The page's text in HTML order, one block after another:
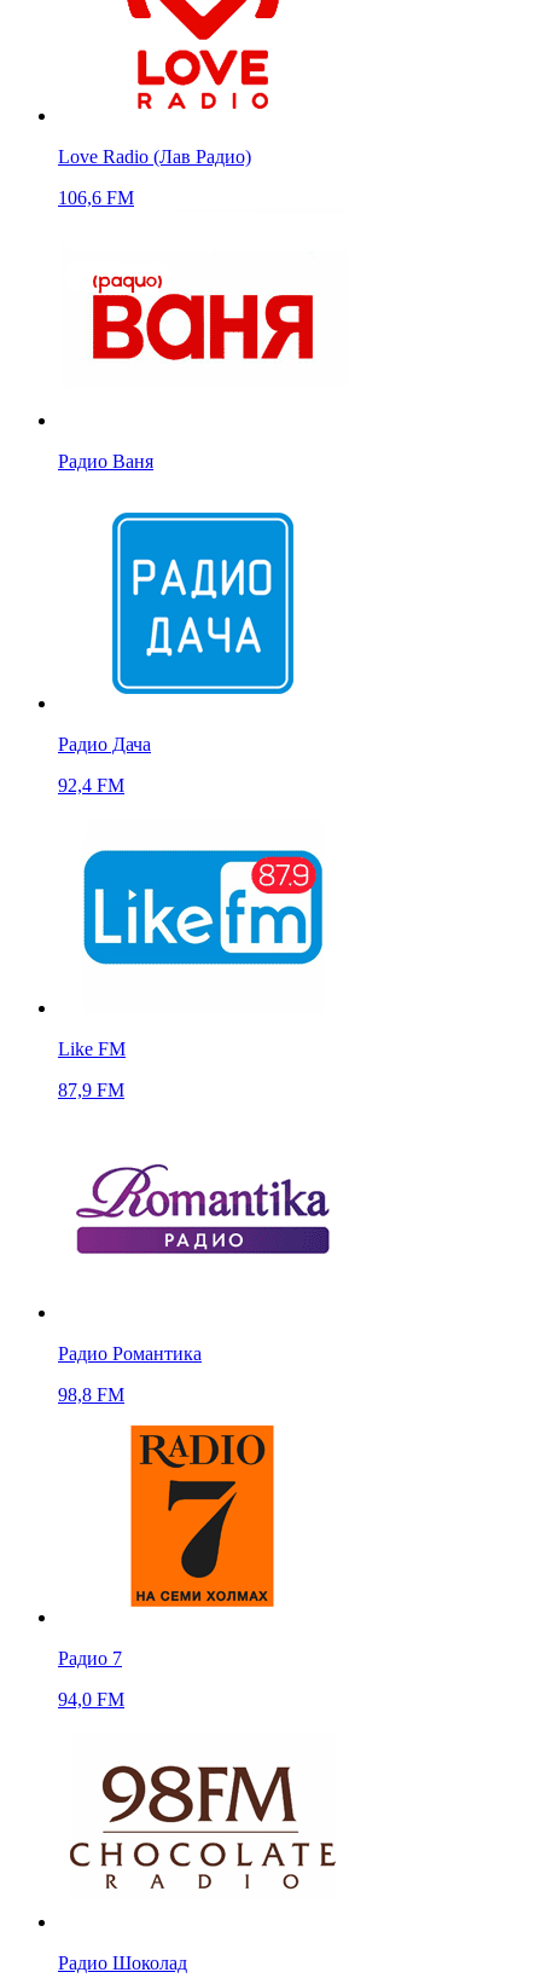
Love Radio (Лав Радио)
106,6 FM
Радио Ваня
Радио Дача
92,4 FM
Like FM
87,9 FM
Радио Романтика
98,8 FM
Радио 7
94,0 FM
Радио Шоколад